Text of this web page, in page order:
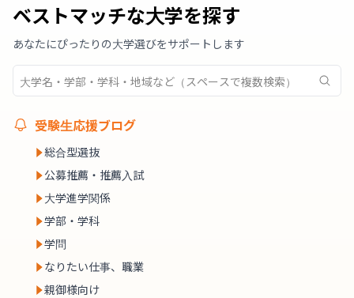
ベストマッチな大学を探す
あなたにぴったりの大学選びをサポートします
受験生応援ブログ
総合型選抜
公募推薦・推薦入試
大学進学関係
学部・学科
学問
なりたい仕事、職業
親御様向け